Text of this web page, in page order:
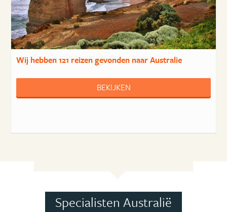
Wij hebben121 reizengevonden naar Australie
BEKIJKEN
Specialisten Australië